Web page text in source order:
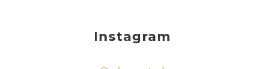
Instagram